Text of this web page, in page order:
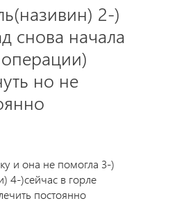
2-)
снова начала
но не
и она не помогла 3-)
4-)сейчас в горле
постоянно